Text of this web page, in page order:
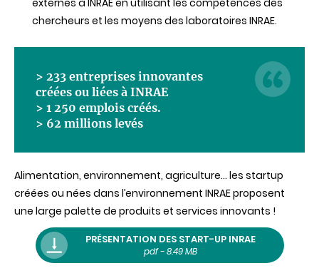
chercheurs et les moyens des laboratoires INRAE.
> 233 entreprises innovantes
créées ou liées à INRAE
> 1 250 emplois créés.
> 62 millions levés
Alimentation, environnement, agriculture… les startup
créées ou nées dans l’environnement INRAEproposent
une large palette de produits et services innovants !
PRÉSENTATION DES START-UP INRAE
pdf - 8.49 MB